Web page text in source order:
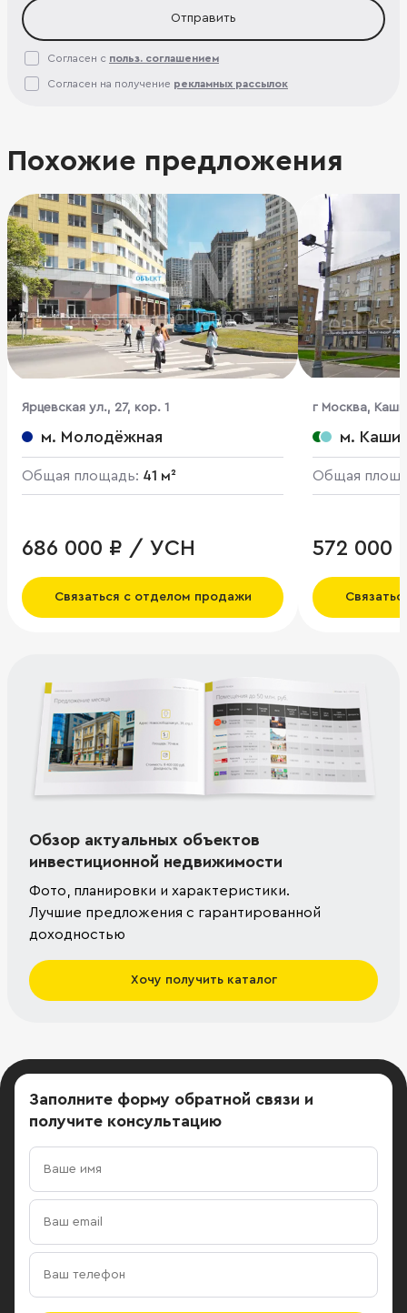
Отправить
Согласен с польз. соглашением
Согласен на получение рекламных рассылок
Похожие предложения
Ярцевская ул., 27, кор. 1
м. Молодёжная
Общая площадь: 41 м²
686 000 ₽ / УСН
Связаться с отделом продажи
г Москва,
м.
Общая
572
Обзор актуальных объектов
инвестиционной недвижимости
Фото, планировки и характеристики.
Лучшие предложения с гарантированной
доходностью
Хочу получить каталог
Заполните форму обратной связи и
получите консультацию